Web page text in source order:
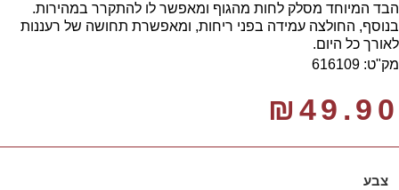
הבד המיוחד מסלק לחות מהגוף ומאפשר לו להתקרר במהירות.
בנוסף, החולצה עמידה בפני ריחות, ומאפשרת תחושה של רעננות
לאורך כל היום.
מק"ט: 616109
₪ 49.90
צבע